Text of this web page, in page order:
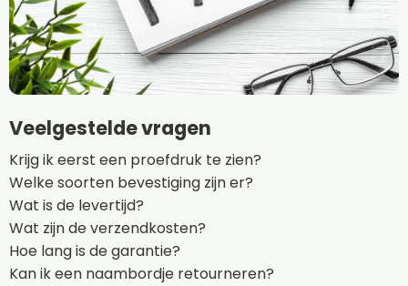
Veelgestelde vragen
Krijg ik eerst een proefdruk te zien?
Welke soorten bevestiging zijn er?
Wat is de levertijd?
Wat zijn de verzendkosten?
Hoe lang is de garantie?
Kan ik een naambordje retourneren?